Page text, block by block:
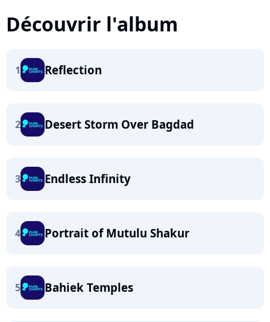
Découvrir l'album
1 Reflection
2 Desert Storm Over Bagdad
3 Endless Infinity
4 Portrait of Mutulu Shakur
5 Bahiek Temples